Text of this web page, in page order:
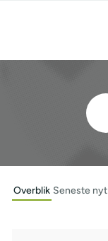
Overblik Seneste nyt